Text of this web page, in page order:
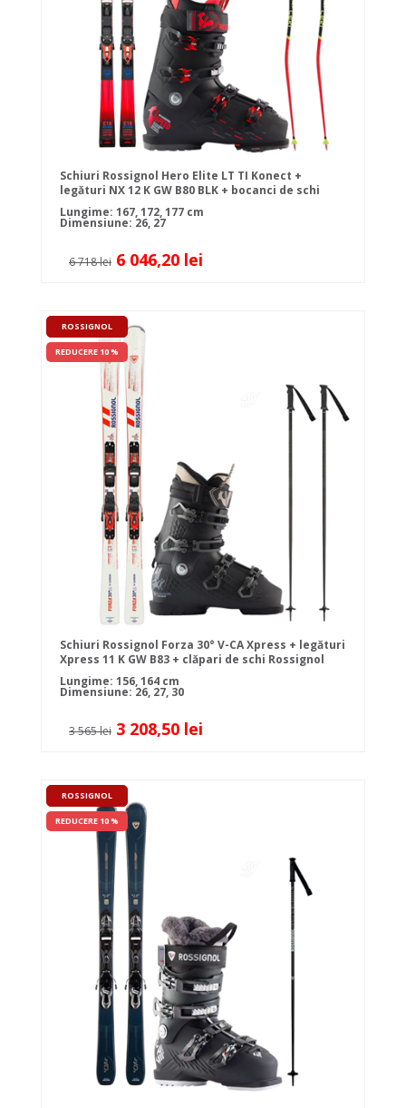
Schiuri Rossignol Hero Elite LT TI Konect +
legături NX 12 K GW B80 BLK + bocanci de schi
Rossignol SPEED 120 HV + bețe
Lungime: 167, 172, 177 cm
Dimensiune: 26, 27
6 718 lei 6 046,20 lei
ROSSIGNOL
REDUCERE 10 %
Schiuri Rossignol Forza 30° V-CA Xpress + legături
Xpress 11 K GW B83 + clăpari de schi Rossignol
ALLTRACK PRO 100 + bețe
Lungime: 156, 164 cm
Dimensiune: 26, 27, 30
3 565 lei 3 208,50 lei
ROSSIGNOL
REDUCERE 10 %